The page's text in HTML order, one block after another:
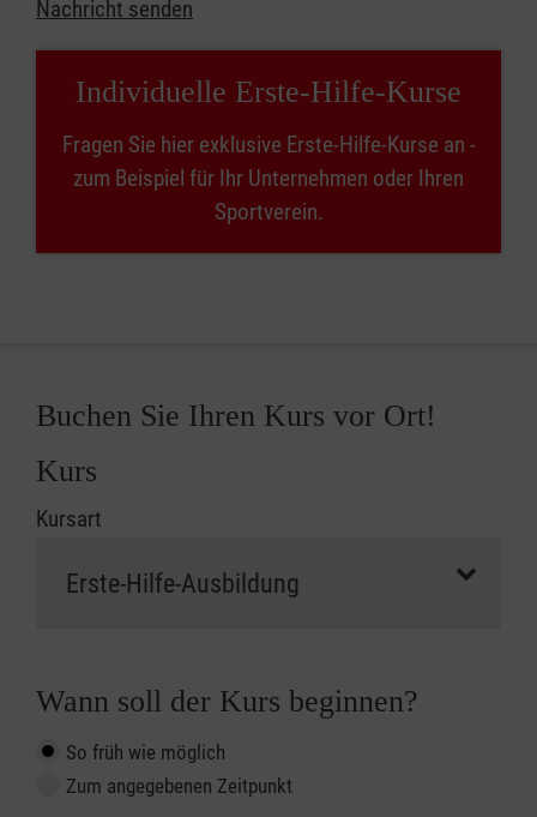
Nachricht senden
Individuelle Erste-Hilfe-Kurse
Fragen Sie hier exklusive Erste-Hilfe-Kurse an -
zum Beispiel für Ihr Unternehmen oder Ihren
Sportverein.
Buchen Sie Ihren Kurs vor Ort!
Kurs
Kursart
Wann soll der Kurs beginnen?
So früh wie möglich
Zum angegebenen Zeitpunkt